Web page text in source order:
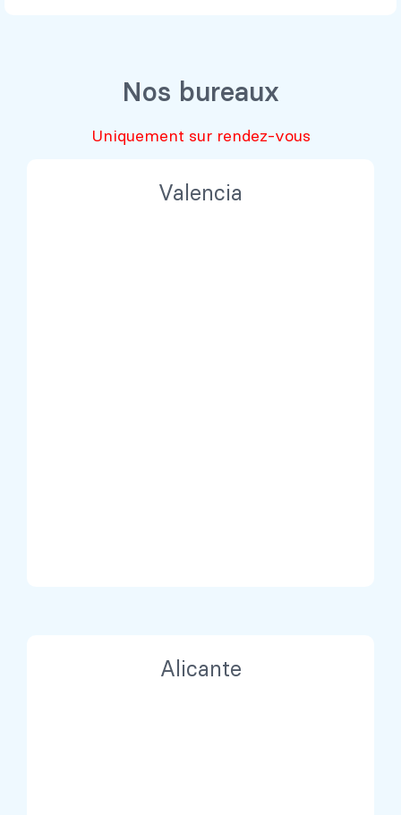
Nos bureaux
Uniquement sur rendez-vous
Valencia
Alicante